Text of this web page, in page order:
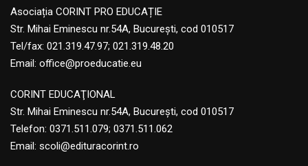
Asociația CORINT PRO EDUCAȚIE
Str. Mihai Eminescu nr.54A, București, cod 010517
Tel/fax: 021.319.47.97; 021.319.48.20
Email: office@proeducatie.eu
CORINT EDUCAŢIONAL
Str. Mihai Eminescu nr.54A, Bucureşti, cod 010517
Telefon: 0371.511.079; 0371.511.062
Email: scoli@edituracorint.ro